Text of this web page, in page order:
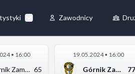
Zawodnicy
• 16:00
Górnik Zamek Książ W... 65
19.05.2024 • 16:00
Górnik Zamek Książ W...
77
MIASTO SZKŁA KROSNO 68 81
Zawsze aktywne